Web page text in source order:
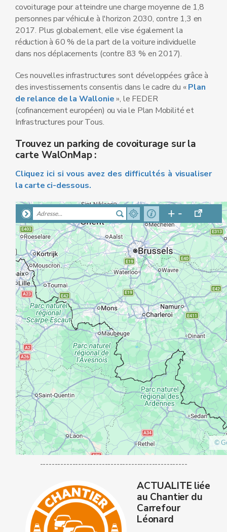
covoiturage pour atteindre une charge moyenne de 1,8
personnes par véhicule à l'horizon 2030, contre 1,3 en
2017. Plus globalement, elle vise également la
réduction à 60 % de la part de la voiture individuelle
dans nos déplacements (contre 83 % en 2017).
Ces nouvelles infrastructures sont développées grâce à
des investissements consentis dans le cadre du «Plan
de relance de la Wallonie», le FEDER
(cofinancement européen) ou via le Plan Mobilité et
Infrastructures pour Tous.
Trouvez un parking de covoiturage sur la
carte WalOnMap :
Cliquez ici si vous avez des difficultés à visualiser
la carte ci-dessous.
--------------------------------------------------
ACTUALITE liée
au Chantier du
Carrefour
Léonard